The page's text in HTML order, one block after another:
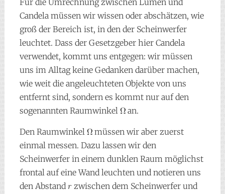
Candela müssen wir wissen oder abschätzen, wie
groß der Bereich ist, in den der Scheinwerfer
leuchtet. Dass der Gesetzgeber hier Candela
verwendet, kommt uns entgegen: wir müssen
uns im Alltag keine Gedanken darüber machen,
wie weit die angeleuchteten Objekte von uns
entfernt sind, sondern es kommt nur auf den
sogenannten Raumwinkel
an.
Den Raumwinkel
müssen wir aber zuerst
einmal messen. Dazu lassen wir den
Scheinwerfer in einem dunklen Raum möglichst
frontal auf eine Wand leuchten und notieren uns
den Abstand
zwischen dem Scheinwerfer und